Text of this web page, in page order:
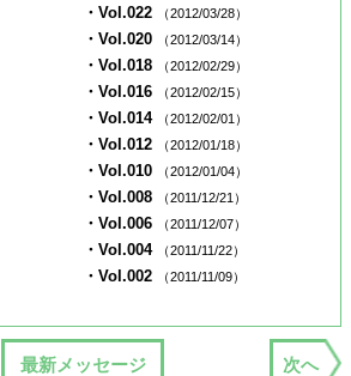
・Vol.022 （2012/03/28）
・Vol.020 （2012/03/14）
・Vol.018 （2012/02/29）
・Vol.016 （2012/02/15）
・Vol.014 （2012/02/01）
・Vol.012 （2012/01/18）
・Vol.010 （2012/01/04）
・Vol.008 （2011/12/21）
・Vol.006 （2011/12/07）
・Vol.004 （2011/11/22）
・Vol.002 （2011/11/09）
最新メッセージ 次へ